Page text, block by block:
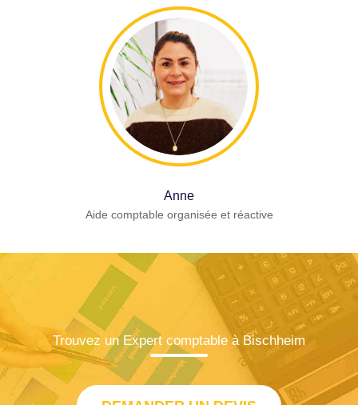
Anne
Aide comptable organisée et réactive
Trouvez un Expert comptable à Bischheim